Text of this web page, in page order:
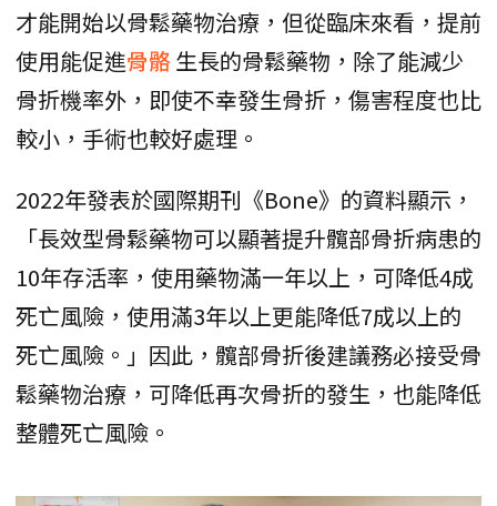
才能開始以骨鬆藥物治療，但從臨床來看，提前
使用能促進骨骼生長的骨鬆藥物，除了能減少
骨折機率外，即使不幸發生骨折，傷害程度也比
較小，手術也較好處理。
2022年發表於國際期刊《Bone》的資料顯示，
「長效型骨鬆藥物可以顯著提升髖部骨折病患的
10年存活率，使用藥物滿一年以上，可降低4成
死亡風險，使用滿3年以上更能降低7成以上的
死亡風險。」因此，髖部骨折後建議務必接受骨
鬆藥物治療，可降低再次骨折的發生，也能降低
整體死亡風險。